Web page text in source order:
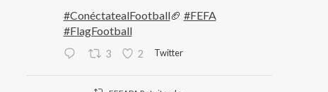
#ConéctatealFootball🏈 #FEFA
#FlagFootball
3 2 Twitter